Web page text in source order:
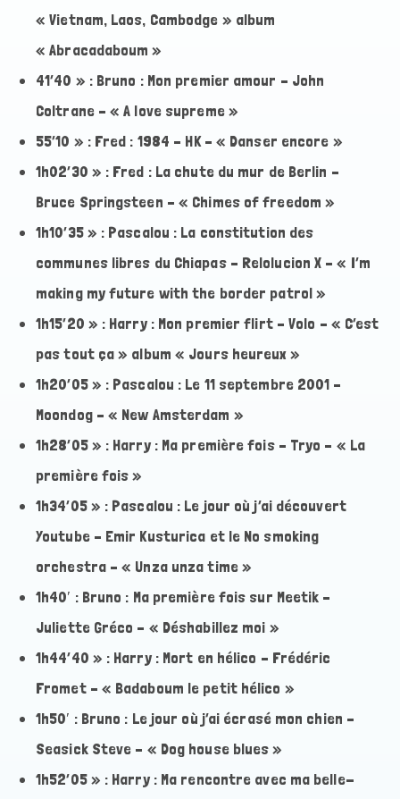
« Vietnam, Laos, Cambodge » album
« Abracadaboum »
41’40 » : Bruno : Mon premier amour – John
Coltrane – « A love supreme »
55’10 » : Fred : 1984 – HK – « Danser encore »
1h02’30 » : Fred : La chute du mur de Berlin –
Bruce Springsteen – « Chimes of freedom »
1h10’35 » : Pascalou : La constitution des
communes libres du Chiapas – Relolucion X – « I’m
making my future with the border patrol »
1h15’20 » : Harry : Mon premier flirt – Volo – « C’est
pas tout ça » album « Jours heureux »
1h20’05 » : Pascalou : Le 11 septembre 2001 –
Moondog – « New Amsterdam »
1h28’05 » : Harry : Ma première fois – Tryo – « La
première fois »
1h34’05 » : Pascalou : Le jour où j’ai découvert
Youtube – Emir Kusturica et le No smoking
orchestra – « Unza unza time »
1h40′ : Bruno : Ma première fois sur Meetik –
Juliette Gréco – « Déshabillez moi »
1h44’40 » : Harry : Mort en hélico – Frédéric
Fromet – « Badaboum le petit hélico »
1h50′ : Bruno : Le jour où j’ai écrasé mon chien –
Seasick Steve – « Dog house blues »
1h52’05 » : Harry : Ma rencontre avec ma belle-